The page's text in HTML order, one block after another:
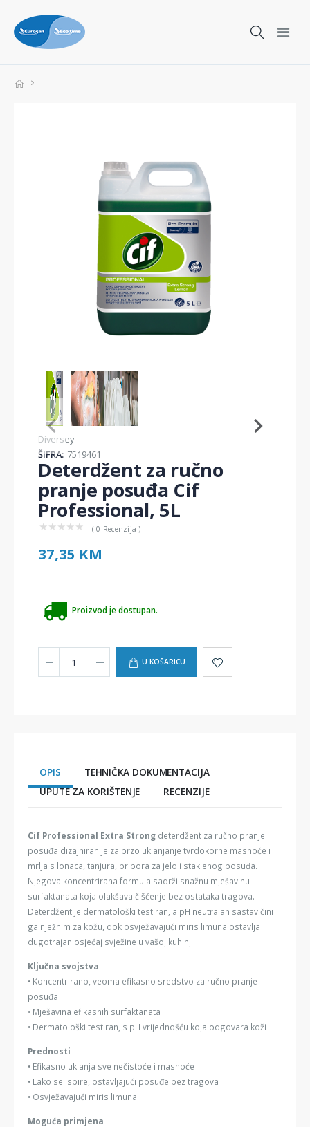
Item
1
of
3
Diversey
ŠIFRA: 7519461
Deterdžent za ručno
pranje posuđa Cif
Professional, 5L
★ ★ ★ ★ ★ ( 0 Recenzija )
37,35 KM
Proizvod je dostupan.
U KOŠARICU
OPIS
TEHNIČKA DOKUMENTACIJA
UPUTE ZA KORIŠTENJE
RECENZIJE
Cif Professional Extra Strong deterdžent za ručno pranje
posuđa dizajniran je za brzo uklanjanje tvrdokorne masnoće i
mrlja s lonaca, tanjura, pribora za jelo i staklenog posuđa.
Njegova koncentrirana formula sadrži snažnu mješavinu
surfaktanata koja olakšava čišćenje bez ostataka tragova.
Deterdžent je dermatološki testiran, a pH neutralan sastav čini
ga nježnim za kožu, dok osvježavajući miris limuna ostavlja
dugotrajan osjećaj svježine u vašoj kuhinji.
Ključna svojstva
• Koncentrirano, veoma efikasno sredstvo za ručno pranje
posuđa
• Mješavina efikasnih surfaktanata
• Dermatološki testiran, s pH vrijednošću koja odgovara koži
Prednosti
• Efikasno uklanja sve nečistoće i masnoće
• Lako se ispire, ostavljajući posuđe bez tragova
• Osvježavajući miris limuna
Moguća primjena